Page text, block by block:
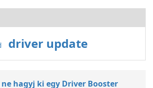
driver update
ne hagyj ki egy Driver Booster